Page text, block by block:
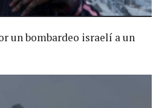
un bombardeo israelí a un